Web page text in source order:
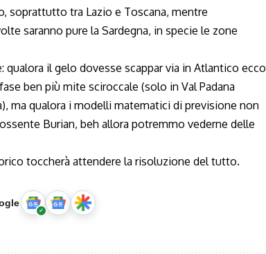
soprattutto tra Lazio e Toscana, mentre
saranno pure la Sardegna, in specie le zone
il gelo dovesse scappar via in Atlantico ecco
ben più mite sciroccale (solo in Val Padana
ma qualora i modelli matematici di previsione non
Burian, beh allora potremmo vederne delle
toccherà attendere la risoluzione del tutto.